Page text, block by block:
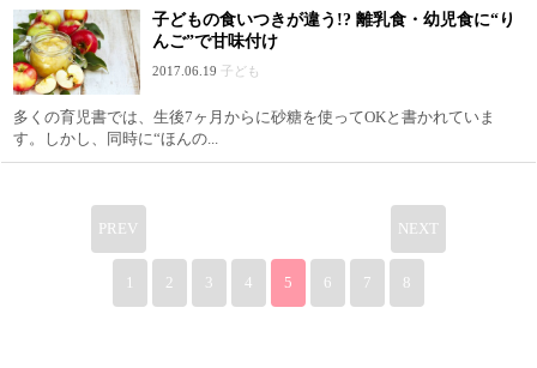
子どもの食いつきが違う!? 離乳食・幼児食に“り
んご”で甘味付け
2017.06.19 子ども
多くの育児書では、生後7ヶ月からに砂糖を使ってOKと書かれていま
す。しかし、同時に“ほんの...
PREV
2 3 4 5 6 7 8
NEXT